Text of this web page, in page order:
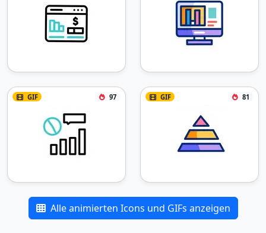
GIF 97 GIF 81
Alle animierten Icons und GIFs anzeigen